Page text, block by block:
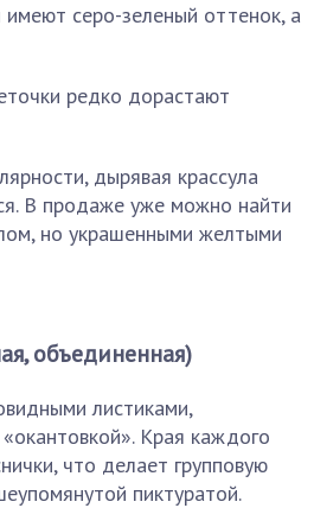
серо-зеленый оттенок, а
редко дорастают
дырявая крассула
В продаже уже можно найти
но украшенными желтыми
объединенная)
листиками,
Края каждого
что делает групповую
пиктуратой.